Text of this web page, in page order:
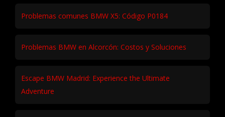
Problemas comunes BMW X5: Código P0184
Problemas BMW en Alcorcón: Costos y Soluciones
Escape BMW Madrid: Experience the Ultimate
Adventure